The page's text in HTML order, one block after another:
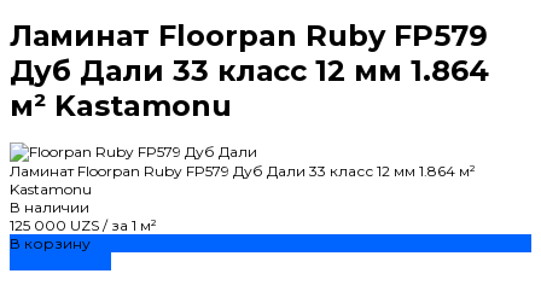
Ламинат Floorpan Ruby FP579
Дуб Дали 33 класс 12 мм 1.864
м² Kastamonu
Ламинат Floorpan Ruby FP579 Дуб Дали 33 класс 12 мм 1.864 м²
Kastamonu
В наличии
125 000 UZS / за 1 м²
В корзину